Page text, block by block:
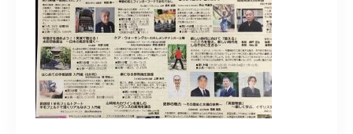
CONTACT
お問い合わせ